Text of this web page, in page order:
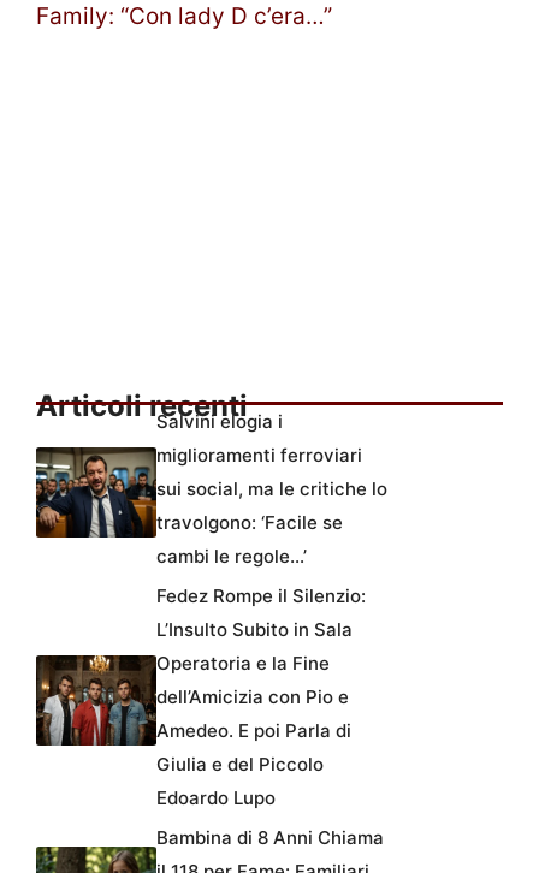
Family: “Con lady D c’era…”
Articoli recenti
Salvini elogia i
miglioramenti ferroviari
sui social, ma le critiche lo
travolgono: ‘Facile se
cambi le regole…’
Fedez Rompe il Silenzio:
L’Insulto Subito in Sala
Operatoria e la Fine
dell’Amicizia con Pio e
Amedeo. E poi Parla di
Giulia e del Piccolo
Edoardo Lupo
Bambina di 8 Anni Chiama